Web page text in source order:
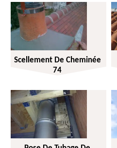
Scellement De Cheminée
74